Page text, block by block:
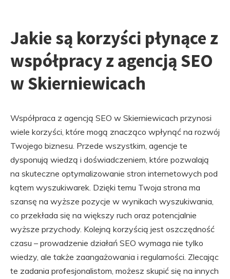
Jakie są korzyści płynące z
współpracy z agencją SEO
w Skierniewicach
Współpraca z agencją SEO w Skierniewicach przynosi
wiele korzyści, które mogą znacząco wpłynąć na rozwój
Twojego biznesu. Przede wszystkim, agencje te
dysponują wiedzą i doświadczeniem, które pozwalają
na skuteczne optymalizowanie stron internetowych pod
kątem wyszukiwarek. Dzięki temu Twoja strona ma
szansę na wyższe pozycje w wynikach wyszukiwania,
co przekłada się na większy ruch oraz potencjalnie
wyższe przychody. Kolejną korzyścią jest oszczędność
czasu – prowadzenie działań SEO wymaga nie tylko
wiedzy, ale także zaangażowania i regularności. Zlecając
te zadania profesjonalistom, możesz skupić się na innych